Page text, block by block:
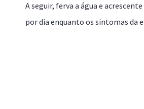
A seguir, ferva a água e
por dia enquanto os sintomas da